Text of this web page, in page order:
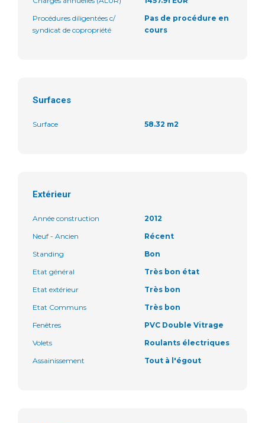
Procédures diligentées c/
syndicat de copropriété
Pas de procédure en
cours
Surfaces
Surface 58.32 m2
Extérieur
Année construction
2012
Neuf - Ancien
Récent
Standing
Bon
Etat général
Très bon état
Etat extérieur
Très bon
Etat Communs
Très bon
Fenêtres
PVC Double Vitrage
Volets
Roulants électriques
Assainissement
Tout à l'égout